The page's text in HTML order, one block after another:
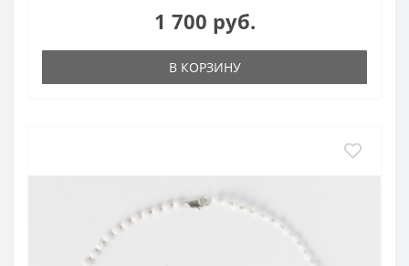
1 700 руб.
В КОРЗИНУ